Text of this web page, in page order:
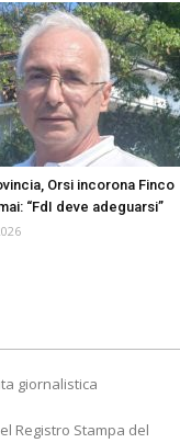
Orsi incorona Finco
“FdI deve adeguarsi”
giornalistica
Registro Stampa del